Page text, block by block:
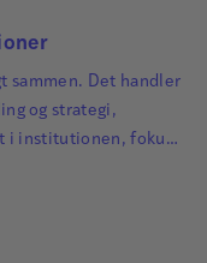
sammen. Det handler
og strategi,
i institutionen, fokus